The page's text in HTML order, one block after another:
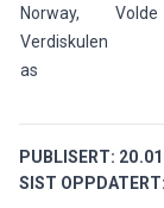
Norway,
Verdiskulen
as
Volde
PUBLISERT:
SIST OPPDATERT: